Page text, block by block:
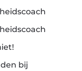
bij